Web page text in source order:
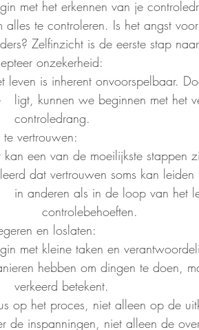
Zelfinzicht is de eerste stap
onzekerheid:
onze 	controledrang.
te vertrouwen:
			controlebehoeften.
en loslaten:
		verkeerd betekent.
op het proces, niet alleen op de